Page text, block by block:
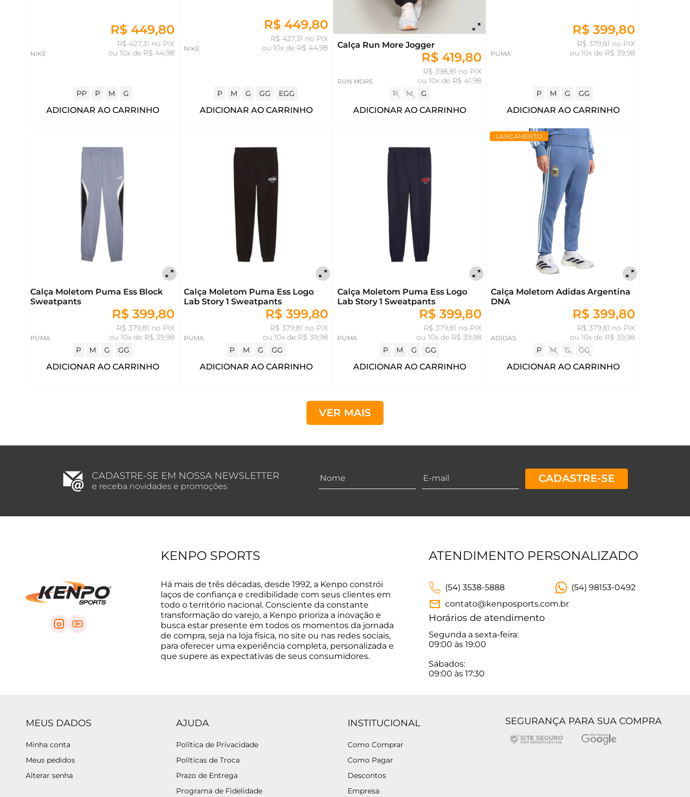
R$ 449,80
R$ 427,31 no PIX
ou 10x de R$ 44,98
NIKE
PP P M G
ADICIONAR AO CARRINHO
R$ 449,80
R$ 427,31 no PIX
ou 10x de R$ 44,98
NIKE
P M G GG EGG
ADICIONAR AO CARRINHO
Calça Run More Jogger
R$ 419,80
R$ 398,81 no PIX
ou 10x de R$ 41,98
RUN MORE
P M G
ADICIONAR AO CARRINHO
R$ 399,80
R$ 379,81 no PIX
ou 10x de R$ 39,98
PUMA
P M G GG
ADICIONAR AO CARRINHO
Calça Moletom Puma Ess Block
Sweatpants
R$ 399,80
R$ 379,81 no PIX
ou 10x de R$ 39,98
PUMA
P M G GG
ADICIONAR AO CARRINHO
Calça Moletom Puma Ess Logo
Lab Story 1 Sweatpants
R$ 399,80
R$ 379,81 no PIX
ou 10x de R$ 39,98
PUMA
P M G GG
ADICIONAR AO CARRINHO
Calça Moletom Puma Ess Logo
Lab Story 1 Sweatpants
R$ 399,80
R$ 379,81 no PIX
ou 10x de R$ 39,98
PUMA
P M G GG
ADICIONAR AO CARRINHO
LANÇAMENTO
Calça Moletom Adidas Argentina
DNA
R$ 399,80
R$ 379,81 no PIX
ou 10x de R$ 39,98
ADIDAS
P M G GG
ADICIONAR AO CARRINHO
VER MAIS
CADASTRE-SE EM NOSSA NEWSLETTER
e receba novidades e promoções
CADASTRE-SE
KENPO SPORTS
Há mais de três décadas, desde 1992, a Kenpo constrói
laços de confiança e credibilidade com seus clientes em
todo o território nacional. Consciente da constante
transformação do varejo, a Kenpo prioriza a inovação e
busca estar presente em todos os momentos da jornada
de compra, seja na loja física, no site ou nas redes sociais,
para oferecer uma experiência completa, personalizada e
que supere as expectativas de seus consumidores.
ATENDIMENTO PERSONALIZADO
(54) 3538-5888
(54) 98153-0492
contato@kenposports.com.br
Horários de atendimento
Segunda a sexta-feira:
09:00 às 19:00
Sábados:
09:00 às 17:30
MEUS DADOS
Minha conta
Meus pedidos
Alterar senha
AJUDA
Política de Privacidade
Políticas de Troca
Prazo de Entrega
Programa de Fidelidade
INSTITUCIONAL
Como Comprar
Como Pagar
Descontos
Empresa
SEGURANÇA PARA SUA COMPRA